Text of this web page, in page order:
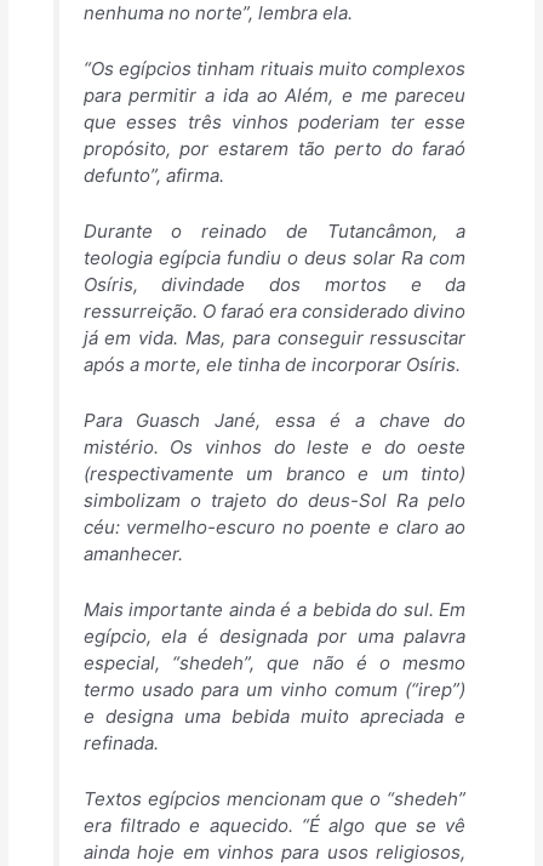
nenhuma no norte”, lembra ela.
“Os egípcios tinham rituais muito complexos
para permitir a ida ao Além, e me pareceu
que esses três vinhos poderiam ter esse
propósito, por estarem tão perto do faraó
defunto”, afirma.
Durante o reinado de Tutancâmon, a
teologia egípcia fundiu o deus solar Ra com
Osíris, divindade dos mortos e da
ressurreição. O faraó era considerado divino
já em vida. Mas, para conseguir ressuscitar
após a morte, ele tinha de incorporar Osíris.
Para Guasch Jané, essa é a chave do
mistério. Os vinhos do leste e do oeste
(respectivamente um branco e um tinto)
simbolizam o trajeto do deus-Sol Ra pelo
céu: vermelho-escuro no poente e claro ao
amanhecer.
Mais importante ainda é a bebida do sul. Em
egípcio, ela é designada por uma palavra
especial, “shedeh”, que não é o mesmo
termo usado para um vinho comum (“irep”)
e designa uma bebida muito apreciada e
refinada.
Textos egípcios mencionam que o “shedeh”
era filtrado e aquecido. “É algo que se vê
ainda hoje em vinhos para usos religiosos,